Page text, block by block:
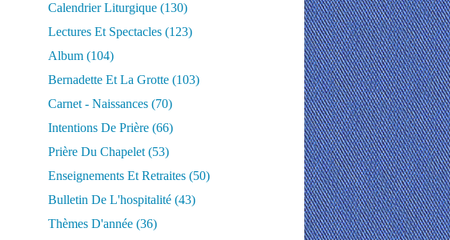
Calendrier Liturgique (130)
Lectures Et Spectacles (123)
Album (104)
Bernadette Et La Grotte (103)
Carnet - Naissances (70)
Intentions De Prière (66)
Prière Du Chapelet (53)
Enseignements Et Retraites (50)
Bulletin De L'hospitalité (43)
Thèmes D'année (36)